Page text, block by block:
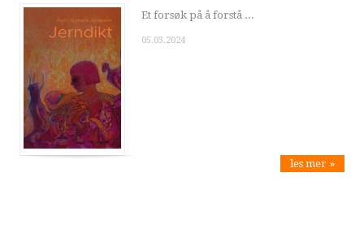
Et forsøk på å forstå ...
05.03.2024
les mer »